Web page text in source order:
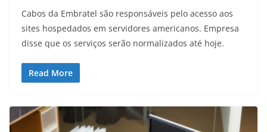
Cabos da Embratel são responsáveis pelo acesso aos
sites hospedados em servidores americanos. Empresa
disse que os serviços serão normalizados até hoje.
Read More